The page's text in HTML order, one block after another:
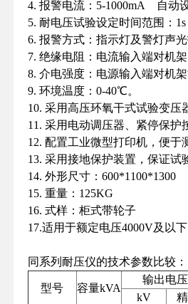
4. 报警电流：5-1000mA 自动
5. 耐电压试验设定时间范围：
6. 报警方式：指示灯及警灯声
7. 绝缘电阻：电流输入端对机
8. 介电强度：电源输入端对机
9. 环境温度：0-40℃。
10. 采用高压环氧干式试验变压
11. 采用电动调压器、紧停保护
12. 配置工业微型打印机，便于
13. 采用接地保护装置，保证试
14. 外形尺寸：600*1100*1300
15. 重量：125KG
16. 式样：柜式带轮子
17.适用于额定电压4000V及以
同系列耐压仪的技术参数比较：
型号 容量kVA
输出电压
kV